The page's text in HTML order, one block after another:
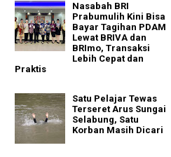
Nasabah BRI
Prabumulih Kini Bisa
Bayar Tagihan PDAM
Lewat BRIVA dan
BRImo, Transaksi
Lebih Cepat dan
Praktis
Satu Pelajar Tewas
Terseret Arus Sungai
Selabung, Satu
Korban Masih Dicari